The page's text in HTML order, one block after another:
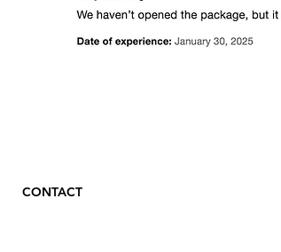
CONTACT